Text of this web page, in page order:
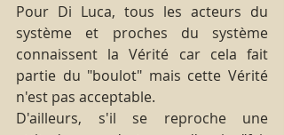
Pour Di Luca, tous les acteurs du
système et proches du système
connaissent la Vérité car cela fait
partie du "boulot" mais cette Vérité
n'est pas acceptable.
D'ailleurs, s'il se reproche une